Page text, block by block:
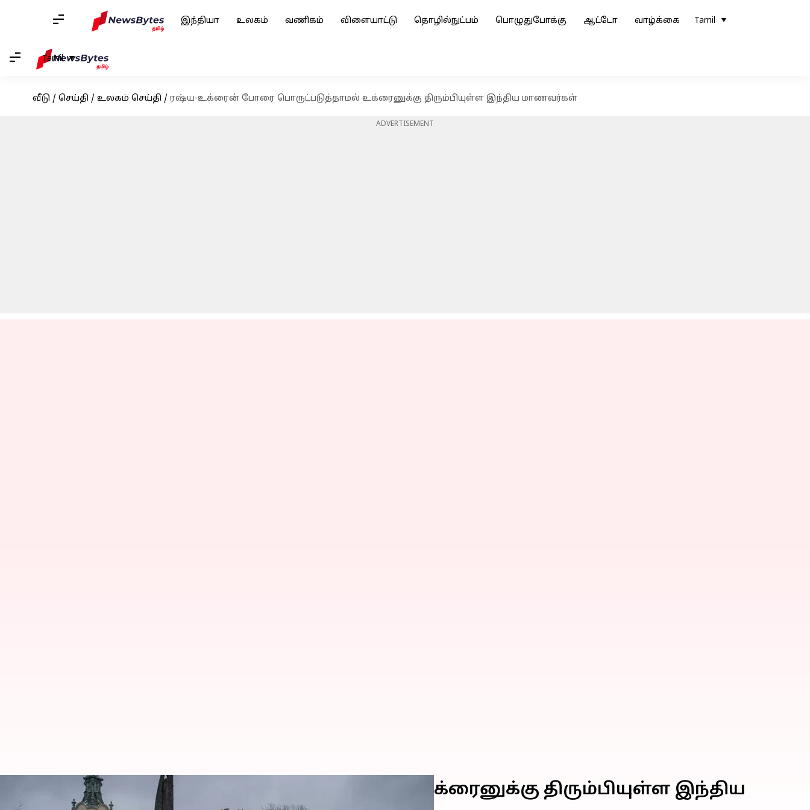
இந்தியா உலகம் வணிகம் விளையாட்டு தொழில்நுட்பம் பொழுதுபோக்கு ஆட்டோ வாழ்க்கை Tamil
Tamil
வீடு / செய்தி / உலகம் செய்தி / ரஷ்ய-உக்ரைன் போரை பொருட்படுத்தாமல் உக்ரைனுக்கு திரும்பியுள்ள இந்திய மாணவர்கள்
ADVERTISEMENT
ரஷ்ய-உக்ரைன் போரை பொருட்படுத்தாமல் உக்ரைனுக்கு திரும்பியுள்ள இந்திய